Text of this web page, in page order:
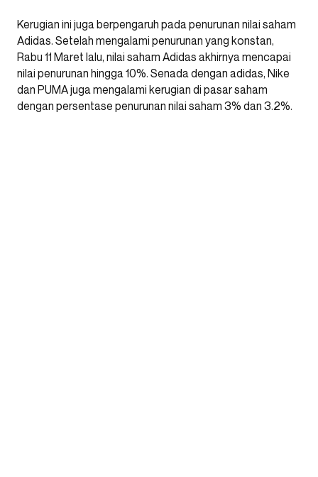
Kerugian ini juga berpengaruh pada penurunan nilai saham
Adidas. Setelah mengalami penurunan yang konstan,
Rabu 11 Maret lalu, nilai saham Adidas akhirnya mencapai
nilai penurunan hingga 10%. Senada dengan adidas, Nike
dan PUMA juga mengalami kerugian di pasar saham
dengan persentase penurunan nilai saham 3% dan 3.2%.